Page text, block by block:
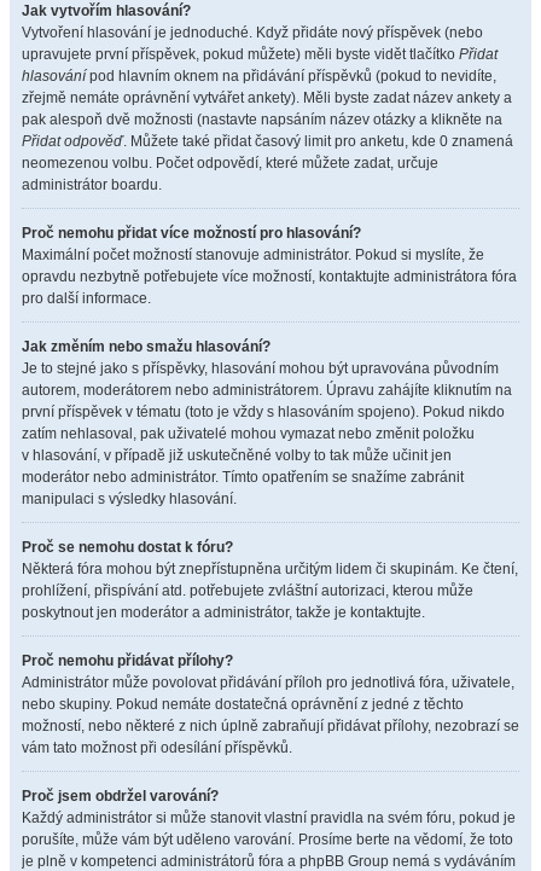
Jak vytvořím hlasování?
Vytvoření hlasování je jednoduché. Když přidáte nový příspěvek (nebo
upravujete první příspěvek, pokud můžete) měli byste vidět tlačítko Přidat
hlasování pod hlavním oknem na přidávání příspěvků (pokud to nevidíte,
zřejmě nemáte oprávnění vytvářet ankety). Měli byste zadat název ankety a
pak alespoň dvě možnosti (nastavte napsáním název otázky a klikněte na
Přidat odpověď. Můžete také přidat časový limit pro anketu, kde 0 znamená
neomezenou volbu. Počet odpovědí, které můžete zadat, určuje
administrátor boardu.
Proč nemohu přidat více možností pro hlasování?
Maximální počet možností stanovuje administrátor. Pokud si myslíte, že
opravdu nezbytně potřebujete více možností, kontaktujte administrátora fóra
pro další informace.
Jak změním nebo smažu hlasování?
Je to stejné jako s příspěvky, hlasování mohou být upravována původním
autorem, moderátorem nebo administrátorem. Úpravu zahájíte kliknutím na
první příspěvek v tématu (toto je vždy s hlasováním spojeno). Pokud nikdo
zatím nehlasoval, pak uživatelé mohou vymazat nebo změnit položku
v hlasování, v případě již uskutečněné volby to tak může učinit jen
moderátor nebo administrátor. Tímto opatřením se snažíme zabránit
manipulaci s výsledky hlasování.
Proč se nemohu dostat k fóru?
Některá fóra mohou být znepřístupněna určitým lidem či skupinám. Ke čtení,
prohlížení, přispívání atd. potřebujete zvláštní autorizaci, kterou může
poskytnout jen moderátor a administrátor, takže je kontaktujte.
Proč nemohu přidávat přílohy?
Administrátor může povolovat přidávání příloh pro jednotlivá fóra, uživatele,
nebo skupiny. Pokud nemáte dostatečná oprávnění z jedné z těchto
možností, nebo některé z nich úplně zabraňují přidávat přílohy, nezobrazí se
vám tato možnost při odesílání příspěvků.
Proč jsem obdržel varování?
Každý administrátor si může stanovit vlastní pravidla na svém fóru, pokud je
porušíte, může vám být uděleno varování. Prosíme berte na vědomí, že toto
je plně v kompetenci administrátorů fóra a phpBB Group nemá s vydáváním